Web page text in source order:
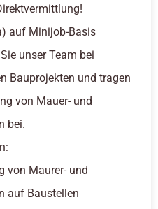
auf Minijob-Basis
unser Team bei
Bauprojekten und tragen
von Mauer- und
bei.
von Maurer- und
auf Baustellen